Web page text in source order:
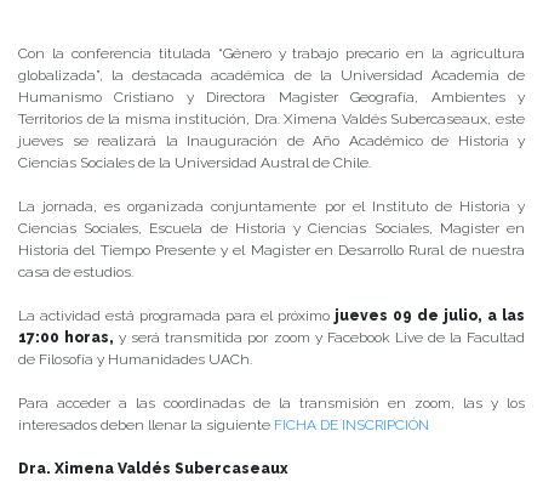
Con la conferencia titulada “Género y trabajo precario en la agricultura
globalizada”, la destacada académica de la Universidad Academia de
Humanismo Cristiano y Directora Magister Geografía, Ambientes y
Territorios de la misma institución, Dra. Ximena Valdés Subercaseaux, este
jueves se realizará la Inauguración de Año Académico de Historia y
Ciencias Sociales de la Universidad Austral de Chile.
La jornada, es organizada conjuntamente por el Instituto de Historia y
Ciencias Sociales, Escuela de Historia y Ciencias Sociales, Magister en
Historia del Tiempo Presente y el Magister en Desarrollo Rural de nuestra
casa de estudios.
La actividad está programada para el próximo jueves 09 de julio, a las
17:00 horas, y será transmitida por zoom y Facebook Live de la Facultad
de Filosofía y Humanidades UACh.
Para acceder a las coordinadas de la transmisión en zoom, las y los
interesados deben llenar la siguiente FICHA DE INSCRIPCIÓN
Dra. Ximena Valdés Subercaseaux